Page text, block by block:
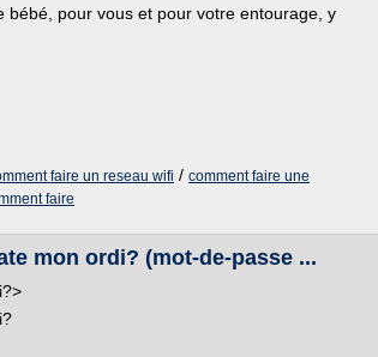
pour vous et pour votre entourage, y
faire un reseau wifi / comment faire une
faire
mon ordi? (mot-de-passe ...